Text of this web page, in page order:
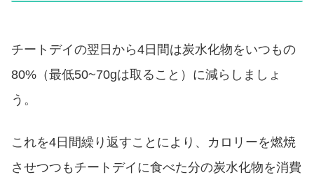
チートデイの翌日から4日間は炭水化物をいつもの
80%（最低50~70gは取ること）に減らしましょ
う。
これを4日間繰り返すことにより、カロリーを燃焼
させつつもチートデイに食べた分の炭水化物を消費